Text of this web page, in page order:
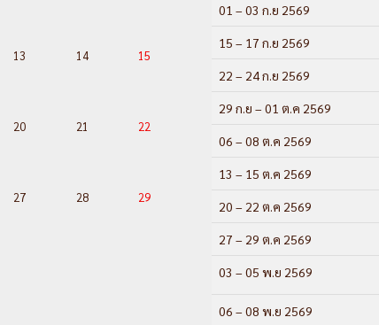
13 14 15
20 21 22
27 28 29
01 – 03 ก.ย 2569
15 – 17 ก.ย 2569
22 – 24 ก.ย 2569
29 ก.ย – 01 ต.ค 2569
06 – 08 ต.ค 2569
13 – 15 ต.ค 2569
20 – 22 ต.ค 2569
27 – 29 ต.ค 2569
03 – 05 พ.ย 2569
06 – 08 พ.ย 2569